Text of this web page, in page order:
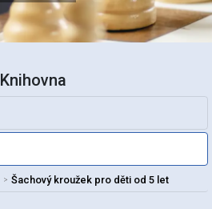
Knihovna
Šachový kroužek pro děti od 5 let